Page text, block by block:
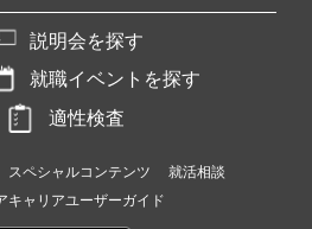
説明会を探す
就職イベントを探す
適性検査
スペシャルコンテンツ
就活相談
キャリアユーザーガイド